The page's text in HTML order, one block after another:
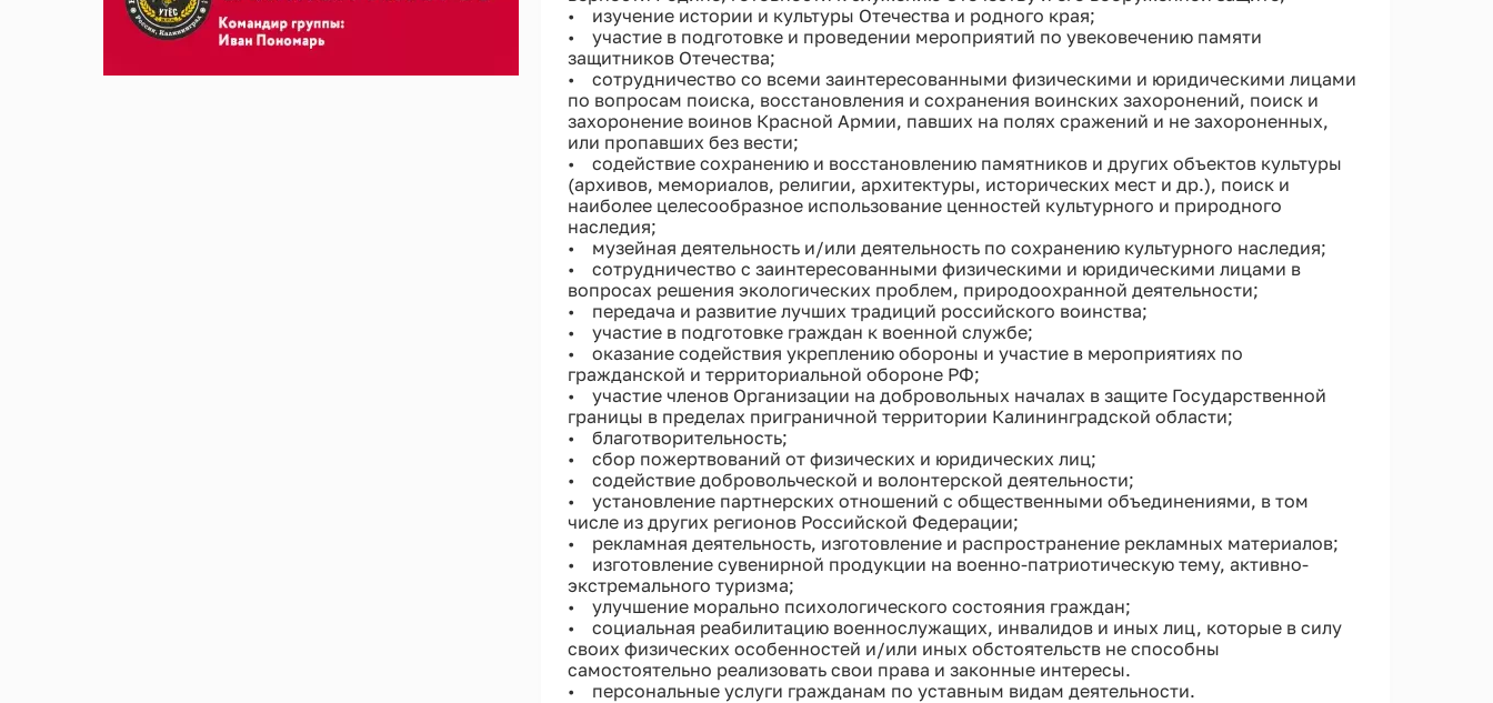
• изучение истории и культуры Отечества и родного края;
• участие в подготовке и проведении мероприятий по увековечению памяти
защитников Отечества;
• сотрудничество со всеми заинтересованными физическими и юридическими лицами
по вопросам поиска, восстановления и сохранения воинских захоронений, поиск и
захоронение воинов Красной Армии, павших на полях сражений и не захороненных,
или пропавших без вести;
• содействие сохранению и восстановлению памятников и других объектов культуры
(архивов, мемориалов, религии, архитектуры, исторических мест и др.), поиск и
наиболее целесообразное использование ценностей культурного и природного
наследия;
• музейная деятельность и/или деятельность по сохранению культурного наследия;
• сотрудничество с заинтересованными физическими и юридическими лицами в
вопросах решения экологических проблем, природоохранной деятельности;
• передача и развитие лучших традиций российского воинства;
• участие в подготовке граждан к военной службе;
• оказание содействия укреплению обороны и участие в мероприятиях по
гражданской и территориальной обороне РФ;
• участие членов Организации на добровольных началах в защите Государственной
границы в пределах приграничной территории Калининградской области;
• благотворительность;
• сбор пожертвований от физических и юридических лиц;
• содействие добровольческой и волонтерской деятельности;
• установление партнерских отношений с общественными объединениями, в том
числе из других регионов Российской Федерации;
• рекламная деятельность, изготовление и распространение рекламных материалов;
• изготовление сувенирной продукции на военно-патриотическую тему, активно-
экстремального туризма;
• улучшение морально психологического состояния граждан;
• социальная реабилитацию военнослужащих, инвалидов и иных лиц, которые в силу
своих физических особенностей и/или иных обстоятельств не способны
самостоятельно реализовать свои права и законные интересы.
• персональные услуги гражданам по уставным видам деятельности.